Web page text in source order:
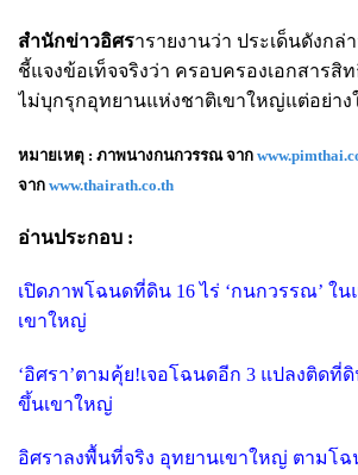
สำนักข่าวอิศรารายงานว่า ประเด็นดังก
ชี้แจงข้อเท็จจริงว่า ครอบครองเอกสารสิ
ไม่บุกรุกอุทยานแห่งชาติเขาใหญ่แต่อย่าง
หมายเหตุ : ภาพนางกนกวรรณ จาก
จาก www.thairath.co.th
อ่านประกอบ :
เปิดภาพโฉนดที่ดิน 16 ไร่ ‘กนกวรรณ’ ใ
เขาใหญ่
‘อิศรา’ตามคุ้ย!เจอโฉนดอีก 3 แปลงติดที่
ขึ้นเขาใหญ่
อิศราลงพื้นที่จริง อุทยานเขาใหญ่ ตามโ